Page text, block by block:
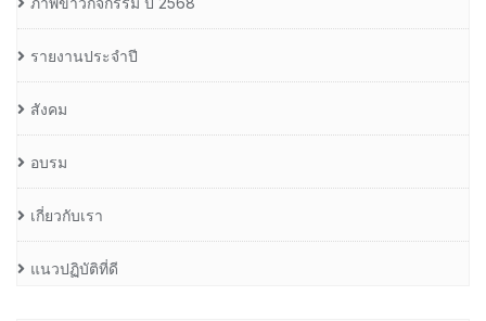
รายงานประจำปี
สังคม
อบรม
เกี่ยวกับเรา
แนวปฏิบัติที่ดี